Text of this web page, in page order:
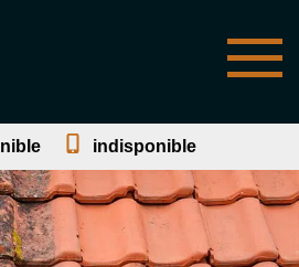
indisponible